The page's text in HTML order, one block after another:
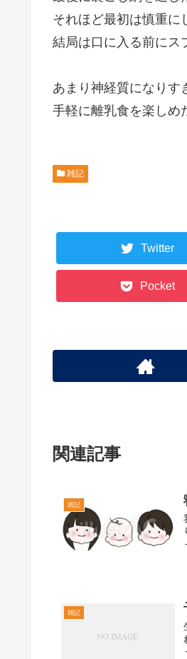
それほど最初は慎重に
結局は口に入る前にス
あまり神経質になりす
手軽に離乳食を楽しめ
雑記
Twitter
Pocket
関連記事
雑記
雑記